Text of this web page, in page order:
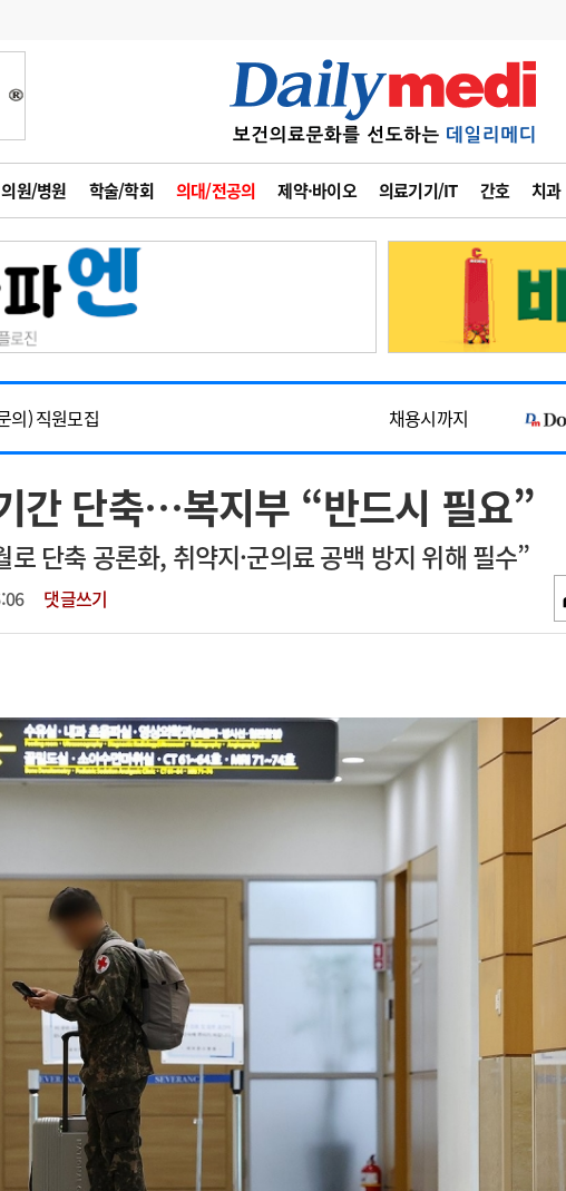
의원/병원 학술/학회 의대/전공의 제약·바이오 의료기기/IT 간호 치과
검색어
사인력 수급 추계
분명 처방
의료
공의 모집 결과
6
관리급여 실시
지필공 지원책
수련환경 개선
의과대학 입시
사고
수첩
피플
중소병원
판례 정책/통계 공시
법적고지 광고안내
~2026-08-31
임상의사 채용
채용시까지
의) 직원모집
채용시까지
1년차) 모집
~2026-08-15
~2026-08-31
임상의사 채용
채용시까지
간 단축…복지부 “반드시 필요”
단축 공론화, 취약지·군의료 공백 방지 위해 필수”
댓글쓰기